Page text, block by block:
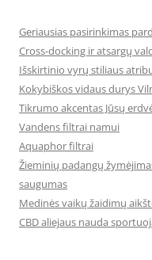
Geriausias pasirinkimas
Cross-docking ir atsargų
Išskirtinio vyrų stiliaus
Kokybiškos vidaus durys
Tikrumo akcentas Jūsų
Vandens filtrai namui
Aquaphor filtrai
Žieminių padangų
saugumas
Medinės vaikų žaidimų
CBD aliejaus nauda